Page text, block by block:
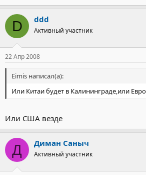
D ddd
Активный участник
22 Апр 2008
Eimis написал(а):
Или Китаи будет в Калининграде,или
Или США везде
Д Диман Саныч
Активный участник